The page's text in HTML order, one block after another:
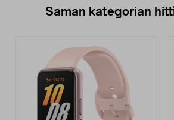
Saman kategorian